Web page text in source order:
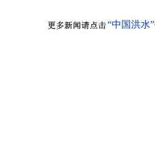
“中国洪水”